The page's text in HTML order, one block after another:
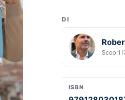
DI
Scopri
ISBN